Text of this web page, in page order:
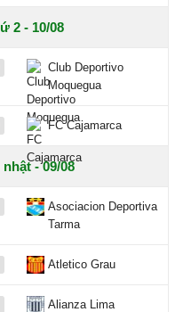
2 - 10/08
Club Deportivo
Moquegua
FC Cajamarca
- 09/08
Asociacion Deportiva
Tarma
Atletico Grau
Alianza Lima